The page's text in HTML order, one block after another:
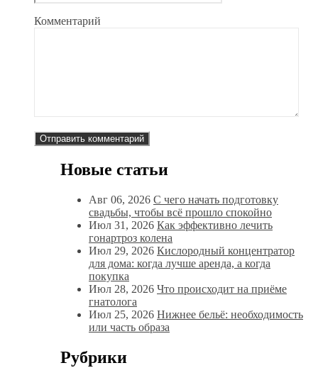
Комментарий
Новые статьи
Авг 06, 2026 С чего начать подготовку
свадьбы, чтобы всё прошло спокойно
Июл 31, 2026 Как эффективно лечить
гонартроз колена
Июл 29, 2026 Кислородный концентратор
для дома: когда лучше аренда, а когда
покупка
Июл 28, 2026 Что происходит на приёме
гнатолога
Июл 25, 2026 Нижнее бельё: необходимость
или часть образа
Рубрики